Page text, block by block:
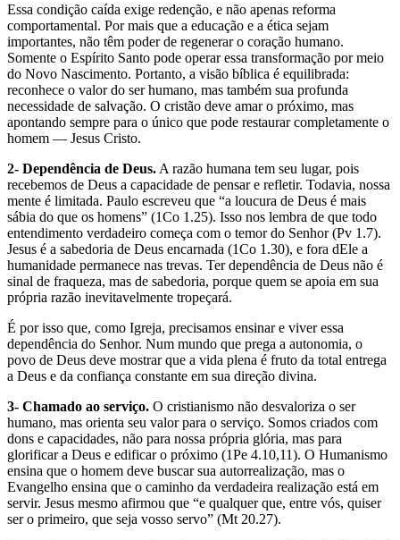
Essa condição caída exige redenção, e não apenas reforma
comportamental. Por mais que a educação e a ética sejam
importantes, não têm poder de regenerar o coração humano.
Somente o Espírito Santo pode operar essa transformação por meio
do Novo Nascimento. Portanto, a visão bíblica é equilibrada:
reconhece o valor do ser humano, mas também sua profunda
necessidade de salvação. O cristão deve amar o próximo, mas
apontando sempre para o único que pode restaurar completamente o
homem — Jesus Cristo.
2- Dependência de Deus. A razão humana tem seu lugar, pois
recebemos de Deus a capacidade de pensar e refletir. Todavia, nossa
mente é limitada. Paulo escreveu que “a loucura de Deus é mais
sábia do que os homens” (1Co 1.25). Isso nos lembra de que todo
entendimento verdadeiro começa com o temor do Senhor (Pv 1.7).
Jesus é a sabedoria de Deus encarnada (1Co 1.30), e fora dEle a
humanidade permanece nas trevas. Ter dependência de Deus não é
sinal de fraqueza, mas de sabedoria, porque quem se apoia em sua
própria razão inevitavelmente tropeçará.
É por isso que, como Igreja, precisamos ensinar e viver essa
dependência do Senhor. Num mundo que prega a autonomia, o
povo de Deus deve mostrar que a vida plena é fruto da total entrega
a Deus e da confiança constante em sua direção divina.
3- Chamado ao serviço. O cristianismo não desvaloriza o ser
humano, mas orienta seu valor para o serviço. Somos criados com
dons e capacidades, não para nossa própria glória, mas para
glorificar a Deus e edificar o próximo (1Pe 4.10,11). O Humanismo
ensina que o homem deve buscar sua autorrealização, mas o
Evangelho ensina que o caminho da verdadeira realização está em
servir. Jesus mesmo afirmou que “e qualquer que, entre vós, quiser
ser o primeiro, que seja vosso servo” (Mt 20.27).